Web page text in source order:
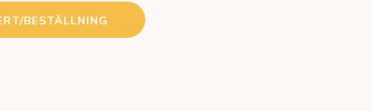
BESTÄLLNING